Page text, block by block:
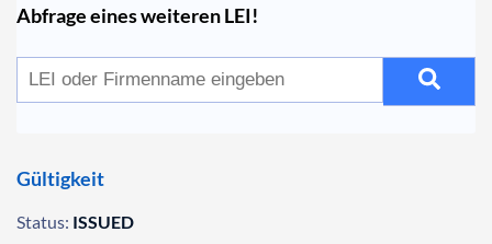
Abfrage eines weiteren LEI!
Gültigkeit
Status: ISSUED